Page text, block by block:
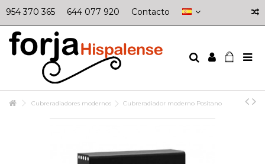
954 370 365 644 077 920 Contacto
Cubreradiadores modernos Cubreradiador moderno Positano